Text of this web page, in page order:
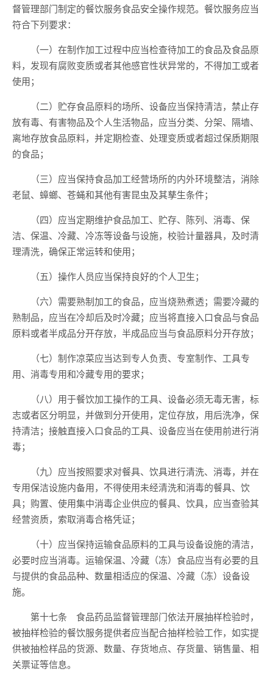
督管理部门制定的餐饮服务食品安全操作规范。餐饮服务应当
符合下列要求：
（一）在制作加工过程中应当检查待加工的食品及食品原
料，发现有腐败变质或者其他感官性状异常的，不得加工或者
使用；
（二）贮存食品原料的场所、设备应当保持清洁，禁止存
放有毒、有害物品及个人生活物品，应当分类、分架、隔墙、
离地存放食品原料，并定期检查、处理变质或者超过保质期限
的食品；
（三）应当保持食品加工经营场所的内外环境整洁，消除
老鼠、蟑螂、苍蝇和其他有害昆虫及其孳生条件；
（四）应当定期维护食品加工、贮存、陈列、消毒、保
洁、保温、冷藏、冷冻等设备与设施，校验计量器具，及时清
理清洗，确保正常运转和使用；
（五）操作人员应当保持良好的个人卫生；
（六）需要熟制加工的食品，应当烧熟煮透；需要冷藏的
熟制品，应当在冷却后及时冷藏；应当将直接入口食品与食品
原料或者半成品分开存放，半成品应当与食品原料分开存放；
（七）制作凉菜应当达到专人负责、专室制作、工具专
用、消毒专用和冷藏专用的要求；
（八）用于餐饮加工操作的工具、设备必须无毒无害，标
志或者区分明显，并做到分开使用，定位存放，用后洗净，保
持清洁；接触直接入口食品的工具、设备应当在使用前进行消
毒；
（九）应当按照要求对餐具、饮具进行清洗、消毒，并在
专用保洁设施内备用，不得使用未经清洗和消毒的餐具、饮
具；购置、使用集中消毒企业供应的餐具、饮具，应当查验其
经营资质，索取消毒合格凭证；
（十）应当保持运输食品原料的工具与设备设施的清洁，
必要时应当消毒。运输保温、冷藏（冻）食品应当有必要的且
与提供的食品品种、数量相适应的保温、冷藏（冻）设备设
施。
第十七条 食品药品监督管理部门依法开展抽样检验时，
被抽样检验的餐饮服务提供者应当配合抽样检验工作，如实提
供被抽检样品的货源、数量、存货地点、存货量、销售量、相
关票证等信息。